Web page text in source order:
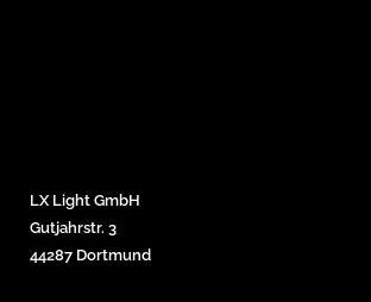
LX Light GmbH
Gutjahrstr. 3
44287 Dortmund